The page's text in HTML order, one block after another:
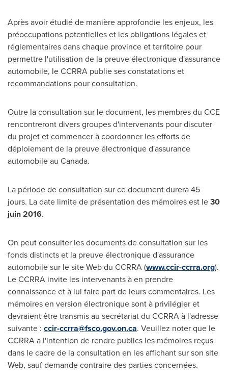
Après avoir étudié de manière approfondie les enjeux, les
préoccupations potentielles et les obligations légales et
réglementaires dans chaque province et territoire pour
permettre l'utilisation de la preuve électronique d'assurance
automobile, le CCRRA publie ses constatations et
recommandations pour consultation.
Outre la consultation sur le document, les membres du CCE
rencontreront divers groupes d'intervenants pour discuter
du projet et commencer à coordonner les efforts de
déploiement de la preuve électronique d'assurance
automobile au Canada.
La période de consultation sur ce document durera 45
jours. La date limite de présentation des mémoires est le30
juin 2016.
On peut consulter les documents de consultation sur les
fonds distincts et la preuve électronique d'assurance
automobile sur le site Web du CCRRA (www.ccir-ccrra.org).
Le CCRRA invite les intervenants à en prendre
connaissance et à lui faire part de leurs commentaires. Les
mémoires en version électronique sont à privilégier et
devraient être transmis au secrétariat du CCRRA à l'adresse
suivante : ccir-ccrra@fsco.gov.on.ca. Veuillez noter que le
CCRRA a l'intention de rendre publics les mémoires reçus
dans le cadre de la consultation en les affichant sur son site
Web, sauf demande contraire des parties concernées.